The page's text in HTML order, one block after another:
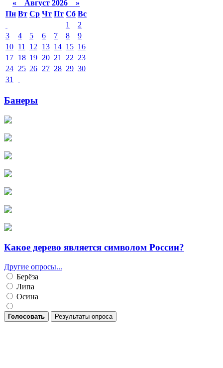
« Август 2026 »
Пн Вт Ср Чт Пт Сб Вс
1
2
3
4 5 6 7 8
9
10 11 12 13 14 15 16
17 18 19 20 21 22 23
24 25 26 27 28 29 30
31
Банеры
Какое дерево является символом России?
Другие опросы...
Берёза
Липа
Осина
Голосовать Результаты опроса